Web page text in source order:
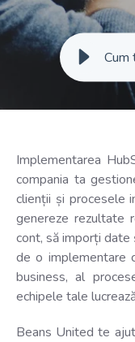
Implementarea
compania ta
clienții și procesele
genereze rezultate
cont, să imporți date
de o implementare
business, al
echipele tale
Beans United te